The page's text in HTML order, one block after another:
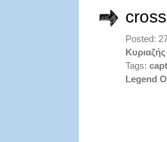
Posted:
Κυριαζής
Tags:
Legend